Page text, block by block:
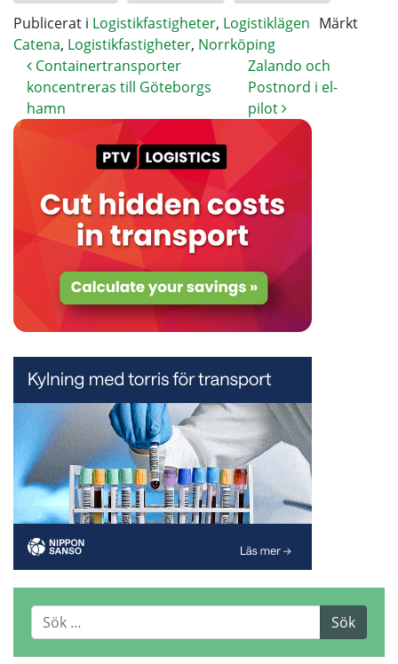
Publicerat i Logistikfastigheter, Logistiklägen Märkt
Catena, Logistikfastigheter, Norrköping
Containertransporter
koncentreras till Göteborgs
hamn
Zalando och
Postnord i el-
pilot